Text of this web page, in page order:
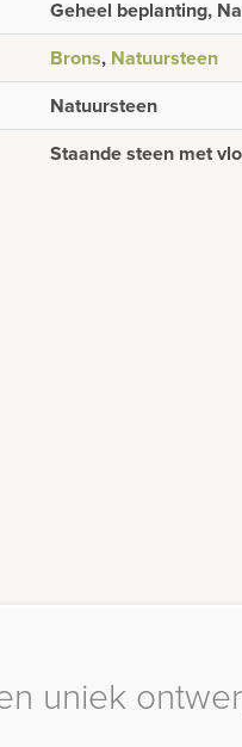
Geheel beplanting,
Brons, Natuursteen
Natuursteen
Staande steen met
uniek